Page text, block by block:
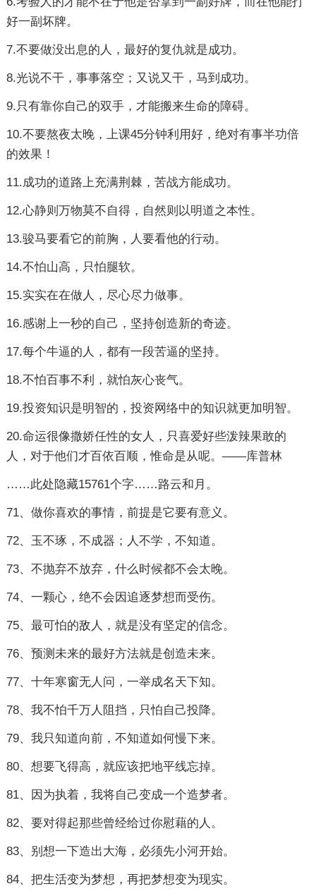
好一副坏牌。
7.不要做没出息的人，最好的复仇就是成功。
8.光说不干，事事落空；又说又干，马到成功。
9.只有靠你自己的双手，才能搬来生命的障碍。
10.不要熬夜太晚，上课45分钟利用好，绝对有事半功倍
的效果！
11.成功的道路上充满荆棘，苦战方能成功。
12.心静则万物莫不自得，自然则以明道之本性。
13.骏马要看它的前胸，人要看他的行动。
14.不怕山高，只怕腿软。
15.实实在在做人，尽心尽力做事。
16.感谢上一秒的自己，坚持创造新的奇迹。
17.每个牛逼的人，都有一段苦逼的坚持。
18.不怕百事不利，就怕灰心丧气。
19.投资知识是明智的，投资网络中的知识就更加明智。
20.命运很像撒娇任性的女人，只喜爱好些泼辣果敢的
人，对于他们才百依百顺，惟命是从呢。——库普林
……此处隐藏15761个字……路云和月。
71、做你喜欢的事情，前提是它要有意义。
72、玉不琢，不成器；人不学，不知道。
73、不抛弃不放弃，什么时候都不会太晚。
74、一颗心，绝不会因追逐梦想而受伤。
75、最可怕的敌人，就是没有坚定的信念。
76、预测未来的最好方法就是创造未来。
77、十年寒窗无人问，一举成名天下知。
78、我不怕千万人阻挡，只怕自己投降。
79、我只知道向前，不知道如何慢下来。
80、想要飞得高，就应该把地平线忘掉。
81、因为执着，我将自己变成一个造梦者。
82、要对得起那些曾经给过你慰藉的人。
83、别想一下造出大海，必须先小河开始。
84、把生活变为梦想，再把梦想变为现实。